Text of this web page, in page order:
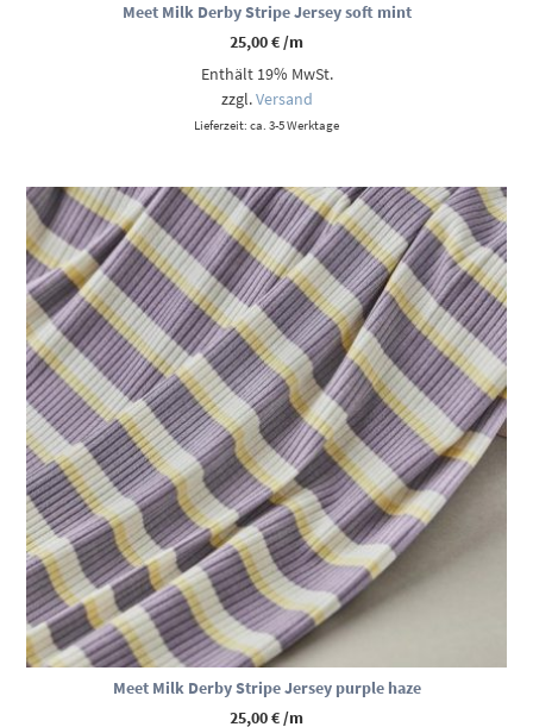
Meet Milk Derby Stripe Jersey soft mint
25,00€/m
Enthält 19% MwSt.
zzgl.Versand
Lieferzeit: ca. 3-5 Werktage
Meet Milk Derby Stripe Jersey purple haze
25,00€ /m